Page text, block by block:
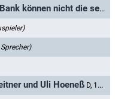
Lina Braake oder Die Interessen der Bank können nicht die sein, die Lina Braake hat
und Uli Hoeneß D, 1979